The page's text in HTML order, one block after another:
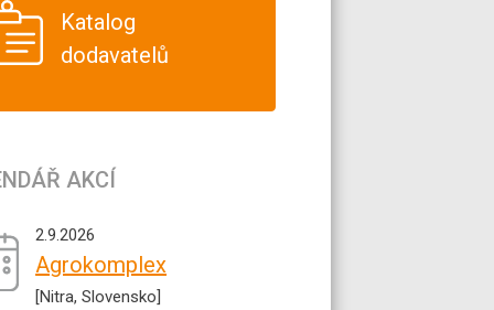
Katalog
dodavatelů
AKCÍ
2.9.2026
Agrokomplex
[Nitra, Slovensko]